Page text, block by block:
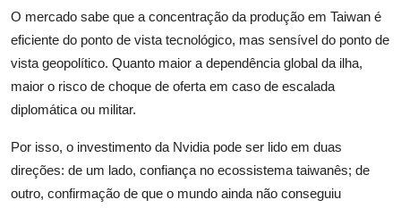
O mercado sabe que a concentração da produção em Taiwan é
eficiente do ponto de vista tecnológico, mas sensível do ponto de
vista geopolítico. Quanto maior a dependência global da ilha,
maior o risco de choque de oferta em caso de escalada
diplomática ou militar.
Por isso, o investimento da Nvidia pode ser lido em duas
direções: de um lado, confiança no ecossistema taiwanês; de
outro, confirmação de que o mundo ainda não conseguiu